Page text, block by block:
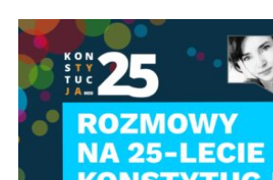
na zatrzymanie władzy
demokratyczny ustrój i